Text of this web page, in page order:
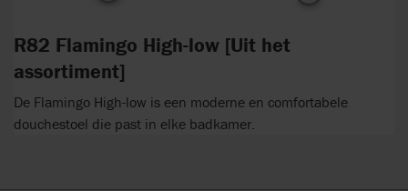
R82 Flamingo High-low [Uit het
assortiment]
De Flamingo High-low is een moderne en comfortabele
douchestoel die past in elke badkamer.